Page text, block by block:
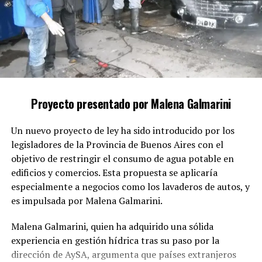
relevantes o la provisión de información engañosa a las
autoridades.
Según el legislador, cuando un allegado al autor
colabora conscientemente en estas acciones, deja de
actuar por un vínculo familiar o emocional y se
grave.
El proyecto sostiene que la protección de la intimidad
familiar no puede ser un obstáculo para la investigación
y la sanción de delitos que vulneran los derechos
fundamentales de las mujeres.
Conformidad con compromisos
internacionales
Además, la iniciativa tiene como meta alinear la
Proyecto presentado por Malena Galmarini
Un nuevo proyecto de ley ha sido introducido por los
legisladores de la Provincia de Buenos Aires con el
objetivo de restringir el consumo de agua potable en
edificios y comercios. Esta propuesta se aplicaría
especialmente a negocios como los lavaderos de autos, y
es impulsada por Malena Galmarini.
Malena Galmarini, quien ha adquirido una sólida
experiencia en gestión hídrica tras su paso por la
dirección de AySA, argumenta que países extranjeros